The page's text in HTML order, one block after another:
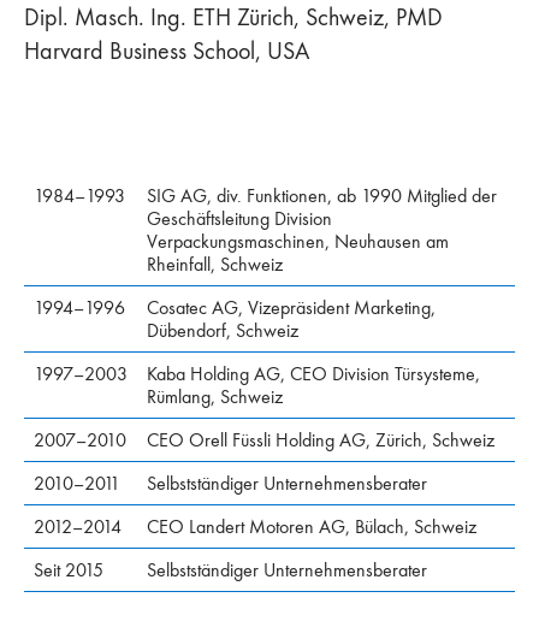
Dipl. Masch. Ing. ETH Zürich, Schweiz, PMD
Harvard Business School, USA
1984–1993
SIG AG, div. Funktionen, ab 1990 Mitglied der
Geschäftsleitung Division
Verpackungsmaschinen, Neuhausen am
Rheinfall, Schweiz
1994–1996
Cosatec AG, Vizepräsident Marketing,
Dübendorf, Schweiz
1997–2003
Kaba Holding AG, CEO Division Türsysteme,
Rümlang, Schweiz
2007–2010
CEO Orell Füssli Holding AG, Zürich, Schweiz
2010–2011
Selbstständiger Unternehmensberater
2012–2014
CEO Landert Motoren AG, Bülach, Schweiz
Seit 2015
Selbstständiger Unternehmensberater